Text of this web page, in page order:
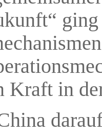
Kraft in